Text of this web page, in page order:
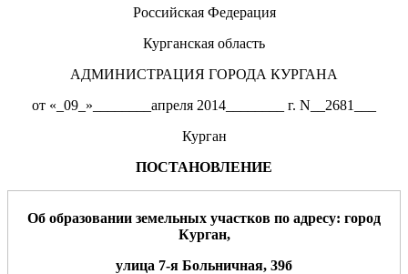
Российская Федерация
Курганская область
АДМИНИСТРАЦИЯ ГОРОДА КУРГАНА
от «_09_»________апреля 2014________ г. N__2681___
Курган
ПОСТАНОВЛЕНИЕ
Об образовании земельных участков по адресу: город
Курган,
улица 7-я Больничная, 39б